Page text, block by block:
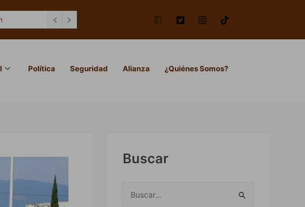
Política Seguridad Alianza ¿Quiénes Somos?
Buscar